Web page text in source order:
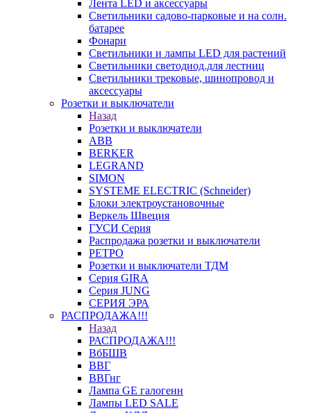
Лента LED и аксессуары
Светильники садово-парковые и на солн.
батарее
Фонари
Светильники и лампы LED для растений
Светильники светодиод.для лестниц
Светильники трековые, шинопровод и
аксессуары
Розетки и выключатели
Назад
Розетки и выключатели
ABB
BERKER
LEGRAND
SIMON
SYSTEME ELECTRIC (Schneider)
Блоки электроустановочные
Веркель Швеция
ГУСИ Серия
Распродажа розетки и выключатели
РЕТРО
Розетки и выключатели ТДМ
Серия GIRA
Серия JUNG
СЕРИЯ ЭРА
РАСПРОДАЖА!!!
Назад
РАСПРОДАЖА!!!
ВбБШВ
ВВГ
ВВГнг
Лампа GE галогенн
Лампы LED SALE